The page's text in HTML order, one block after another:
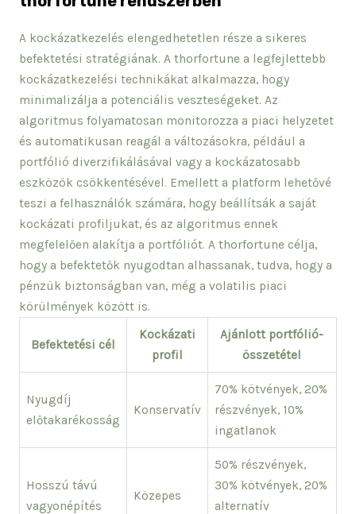
A kockázatkezelés elengedhetetlen része a sikeres
befektetési stratégiának. A thorfortune a legfejlettebb
kockázatkezelési technikákat alkalmazza, hogy
minimalizálja a potenciális veszteségeket. Az
algoritmus folyamatosan monitorozza a piaci helyzetet
és automatikusan reagál a változásokra, például a
portfólió diverzifikálásával vagy a kockázatosabb
eszközök csökkentésével. Emellett a platform lehetővé
teszi a felhasználók számára, hogy beállítsák a saját
kockázati profiljukat, és az algoritmus ennek
megfelelően alakítja a portfóliót. A thorfortune célja,
hogy a befektetők nyugodtan alhassanak, tudva, hogy a
pénzük biztonságban van, még a volatilis piaci
körülmények között is.
Befektetési cél
Kockázati
profil
Ajánlott portfólió-
összetétel
Nyugdíj
előtakarékosság
Konservatív
70% kötvények, 20%
részvények, 10%
ingatlanok
Hosszú távú
vagyonépítés
Közepes
50% részvények,
30% kötvények, 20%
alternatív